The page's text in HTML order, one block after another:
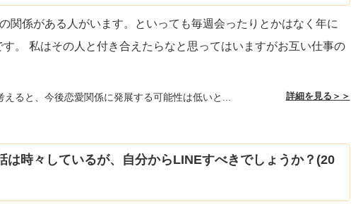
関係がある人がいます。といっても毎週会ったりとかはなく年に
。 私はその人と付き合えたらなと思ってはいますがお互い仕事の
えると、今後恋愛関係に発展する可能性は低いと... 詳細を見る＞＞
は時々しているが、自分からLINEすべきでしょうか？(20